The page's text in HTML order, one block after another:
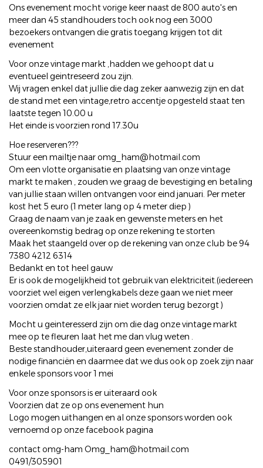
Ons evenement mocht vorige keer naast de 800 auto's en
meer dan 45 standhouders toch ook nog een 3000
bezoekers ontvangen die gratis toegang krijgen tot dit
evenement
Voor onze vintage markt ,hadden we gehoopt dat u
eventueel geintreseerd zou zijn.
Wij vragen enkel dat jullie die dag zeker aanwezig zijn en dat
de stand met een vintage,retro accentje opgesteld staat ten
laatste tegen 10.00 u
Het einde is voorzien rond 17.30u
Hoe reserveren???
Stuur een mailtje naar omg_ham@hotmail.com
Om een vlotte organisatie en plaatsing van onze vintage
markt te maken , zouden we graag de bevestiging en betaling
van jullie staan willen ontvangen voor eind januari. Per meter
kost het 5 euro (1 meter lang op 4 meter diep )
Graag de naam van je zaak en gewenste meters en het
overeenkomstig bedrag op onze rekening te storten
Maak het staangeld over op de rekening van onze club be 94
7380 4212 6314
Bedankt en tot heel gauw
Er is ook de mogelijkheid tot gebruik van elektriciteit.(iedereen
voorziet wel eigen verlengkabels deze gaan we niet meer
voorzien omdat ze elk jaar niet worden terug bezorgt )
Mocht u geinteresserd zijn om die dag onze vintage markt
mee op te fleuren laat het me dan vlug weten .
Beste standhouder,uiteraard geen evenement zonder de
nodige financiën en daarmee dat we dus ook op zoek zijn naar
enkele sponsors voor 1 mei
Voor onze sponsors is er uiteraard ook
Voorzien dat ze op ons evenement hun
Logo mogen uithangen en al onze sponsors worden ook
vernoemd op onze facebook pagina
contact omg-ham Omg_ham@hotmail.com
0491/305901